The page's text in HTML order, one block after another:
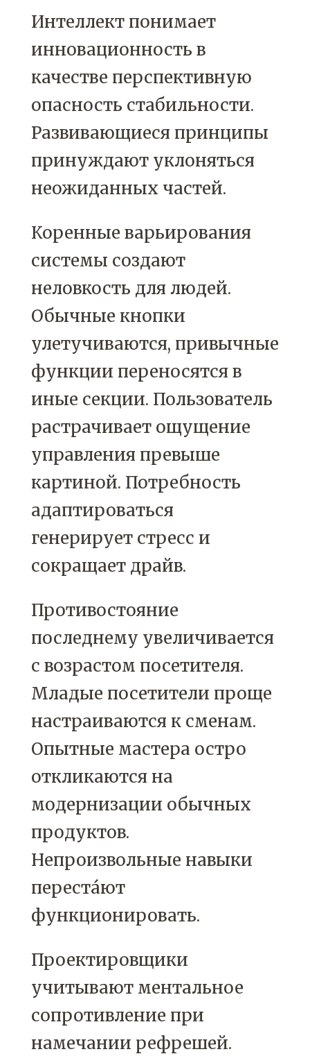
Интеллект понимает
инновационность в
качестве перспективную
опасность стабильности.
Развивающиеся принципы
принуждают уклоняться
неожиданных частей.
Коренные варьирования
системы создают
неловкость для людей.
Обычные кнопки
улетучиваются, привычные
функции переносятся в
иные секции. Пользователь
растрачивает ощущение
управления превыше
картиной. Потребность
адаптироваться
генерирует стресс и
сокращает драйв.
Противостояние
последнему увеличивается
с возрастом посетителя.
Младые посетители проще
настраиваются к сменам.
Опытные мастера остро
откликаются на
модернизации обычных
продуктов.
Непроизвольные навыки
переста́ют
функционировать.
Проектировщики
учитывают ментальное
сопротивление при
намечании рефрешей.